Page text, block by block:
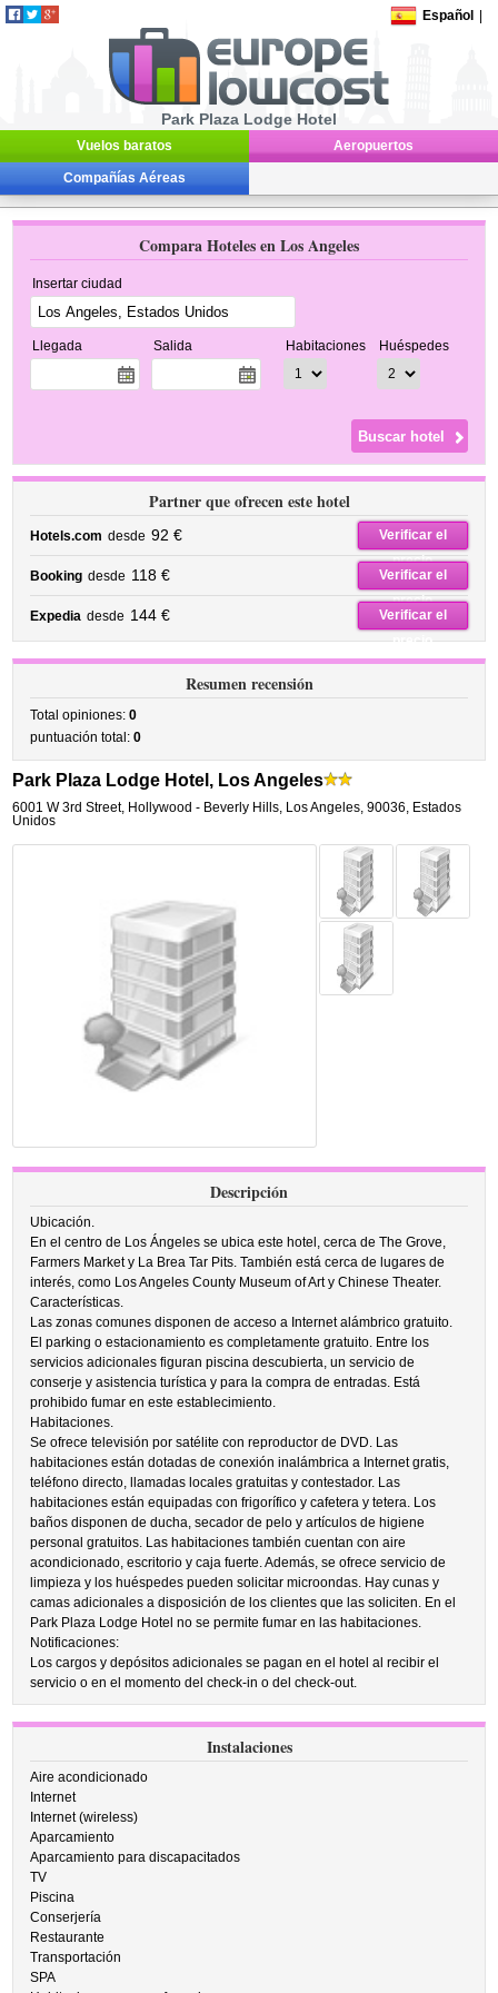
Español
Park Plaza Lodge Hotel
Vuelos baratos Aeropuertos
Compañías Aéreas
Compara Hoteles en Los Angeles
Insertar ciudad
Llegada Salida Habitaciones Huéspedes
Partner que ofrecen este hotel
Hotels.com desde 92 €
Verificar el
precio
Booking desde 118 €
Verificar el
precio
Expedia desde 144 €
Verificar el
precio
Resumen recensión
Total opiniones:0
puntuación total:0
Park Plaza Lodge Hotel, Los Angeles
6001 W 3rd Street, Hollywood - Beverly Hills, Los Angeles,90036, Estados
Unidos
Descripción
Ubicación.
En el centro de Los Ángeles se ubica este hotel, cerca de The Grove,
Farmers Market y La Brea Tar Pits. También está cerca de lugares de
interés, como Los Angeles County Museum of Art y Chinese Theater.
Características.
Las zonas comunes disponen de acceso a Internet alámbrico gratuito.
El parking o estacionamiento es completamente gratuito. Entre los
servicios adicionales figuran piscina descubierta, un servicio de
conserje y asistencia turística y para la compra de entradas. Está
prohibido fumar en este establecimiento.
Habitaciones.
Se ofrece televisión por satélite con reproductor de DVD. Las
habitaciones están dotadas de conexión inalámbrica a Internet gratis,
teléfono directo, llamadas locales gratuitas y contestador. Las
habitaciones están equipadas con frigorífico y cafetera y tetera. Los
baños disponen de ducha, secador de pelo y artículos de higiene
personal gratuitos. Las habitaciones también cuentan con aire
acondicionado, escritorio y caja fuerte. Además, se ofrece servicio de
limpieza y los huéspedes pueden solicitar microondas. Hay cunas y
camas adicionales a disposición de los clientes que las soliciten. En el
Park Plaza Lodge Hotel no se permite fumar en las habitaciones.
Notificaciones:
Los cargos y depósitos adicionales se pagan en el hotel al recibir el
servicio o en el momento del check-in o del check-out.
Instalaciones
Aire acondicionado
Internet
Internet (wireless)
Aparcamiento
Aparcamiento para discapacitados
TV
Piscina
Conserjería
Restaurante
Transportación
SPA